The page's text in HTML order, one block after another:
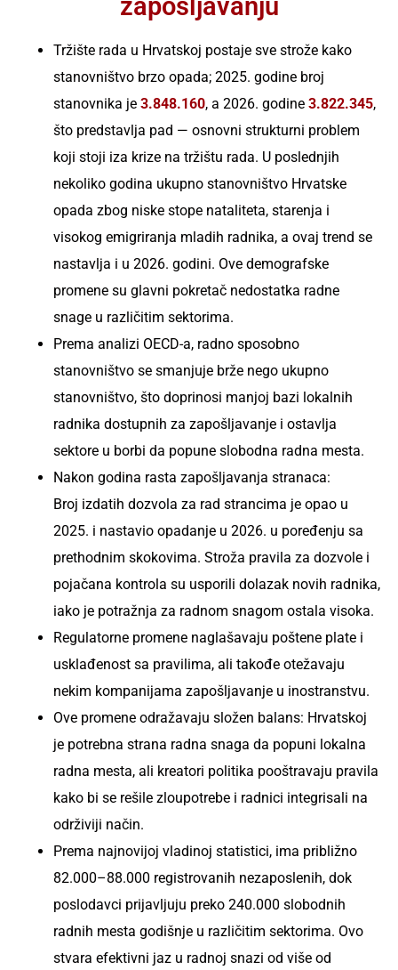
plata
RPO Rešenja
Bugarska
Hrvatska
Mađarska
Češka
Malta
Tržište rada u Hrvatskoj postaje sve strože kako
stanovništvo brzo opada; 2025. godine broj
stanovnika je 3.848.160, a 2026. godine 3.822.345,
što predstavlja pad — osnovni strukturni problem
koji stoji iza krize na tržištu rada. U poslednjih
nekoliko godina ukupno stanovništvo Hrvatske
opada zbog niske stope nataliteta, starenja i
visokog emigriranja mladih radnika, a ovaj trend se
nastavlja i u 2026. godini. Ove demografske
promene su glavni pokretač nedostatka radne
snage u različitim sektorima.
Prema analizi OECD-a, radno sposobno
stanovništvo se smanjuje brže nego ukupno
stanovništvo, što doprinosi manjoj bazi lokalnih
radnika dostupnih za zapošljavanje i ostavlja
sektore u borbi da popune slobodna radna mesta.
Nakon godina rasta zapošljavanja stranaca:
Broj izdatih dozvola za rad strancima je opao u
2025. i nastavio opadanje u 2026. u poređenju sa
prethodnim skokovima. Stroža pravila za dozvole i
pojačana kontrola su usporili dolazak novih radnika,
iako je potražnja za radnom snagom ostala visoka.
Regulatorne promene naglašavaju poštene plate i
usklađenost sa pravilima, ali takođe otežavaju
nekim kompanijama zapošljavanje u inostranstvu.
Ove promene odražavaju složen balans: Hrvatskoj
je potrebna strana radna snaga da popuni lokalna
radna mesta, ali kreatori politika pooštravaju pravila
kako bi se rešile zloupotrebe i radnici integrisali na
održiviji način.
Prema najnovijoj vladinoj statistici, ima približno
82.000–88.000 registrovanih nezaposlenih, dok
poslodavci prijavljuju preko 240.000 slobodnih
radnih mesta godišnje u različitim sektorima. Ovo
stvara efektivni jaz u radnoj snazi od više od